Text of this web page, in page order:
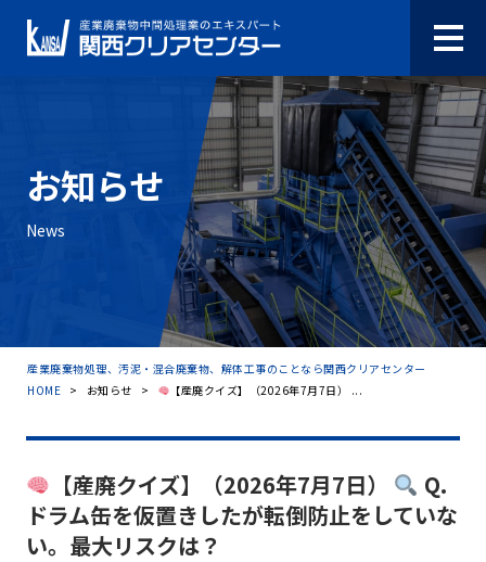
お知らせ
News
産業廃棄物処理、汚泥・混合廃棄物、解体工事のことなら関西クリアセンター
HOME > お知らせ > 【産廃クイズ】（2026年7月7日） ...
【産廃クイズ】（2026年7月7日）
Q.
ドラム缶を仮置きしたが転倒防止をしていな
い。最大リスクは？